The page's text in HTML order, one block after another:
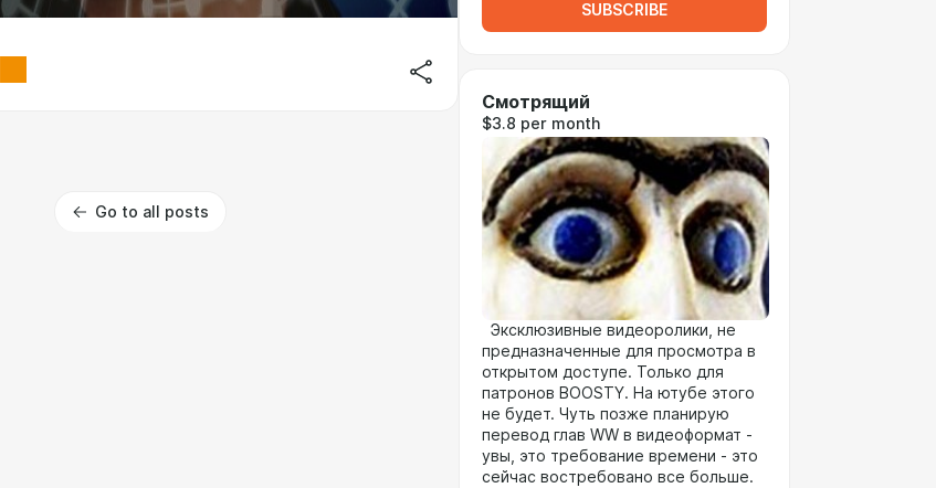
Go to all posts
SUBSCRIBE
Смотрящий
$3.8 per month
Эксклюзивные видеоролики, не
предназначенные для просмотра в
открытом доступе. Только для
патронов BOOSTY. На ютубе этого
не будет. Чуть позже планирую
перевод глав WW в видеоформат -
увы, это требование времени - это
сейчас востребовано все больше.